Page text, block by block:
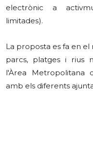
electrònic a
limitades).
La proposta es fa en el
parcs, platges i rius
l'Àrea Metropolitana
amb els diferents